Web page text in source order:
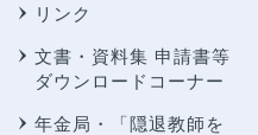
リンク
文書・資料集 申請書等
ダウンロードコーナー
年金局・ 「隠退教師を